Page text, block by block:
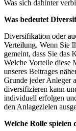
Was sich dahinter
Was bedeutet
Diversifikation oder
Verteilung. Wenn Sie
gemeint, dass Sie das
Welche Vorteile diese
unseres Beitrages
Grunde jeder Anleger
diversifizieren kann
individuell erfolgen
den Anlagezielen
Welche Rolle spielen